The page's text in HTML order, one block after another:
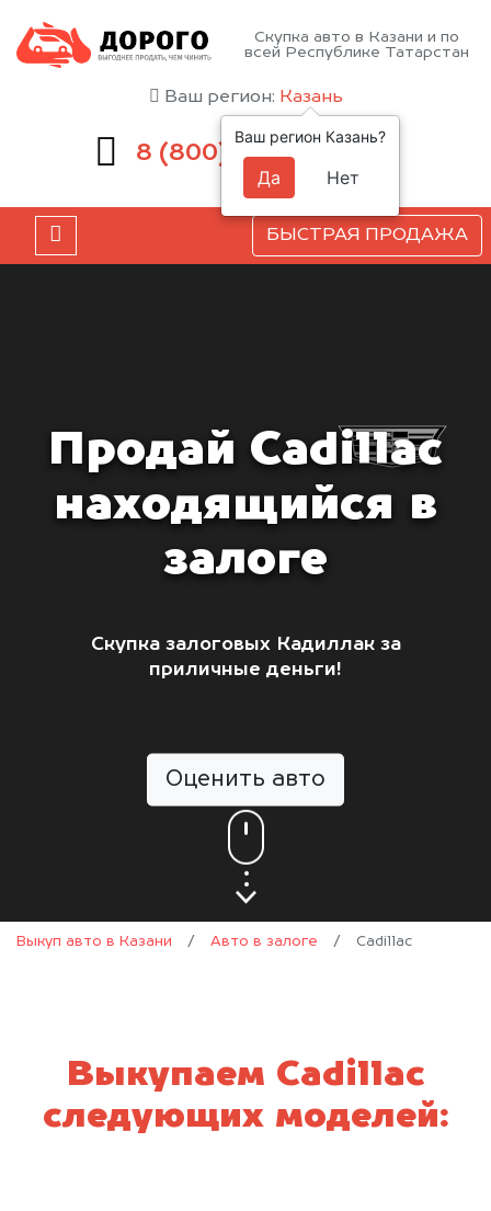
Скупка авто в Казани и по
всей Республике Татарстан
Ваш регион: Казань
8 (800) 551-81-15
БЫСТРАЯ ПРОДАЖА
Продай Cadillac
находящийся в
залоге
Скупка залоговых Кадиллак за
приличные деньги!
Оценить авто
Выкуп авто в Казани / Авто в залоге / Cadillac
Выкупаем Cadillac
следующих моделей:
Ваш регион Казань?
Да Нет